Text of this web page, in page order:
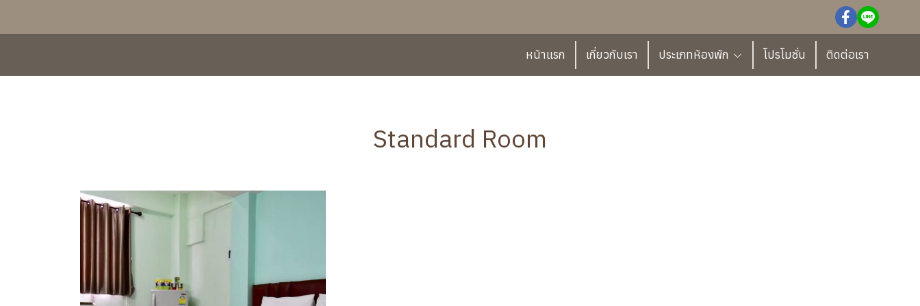
หน้าแรก เกี่ยวกับเรา ประเภทห้องพัก โปรโมชั่น ติดต่อเรา
Standard Room